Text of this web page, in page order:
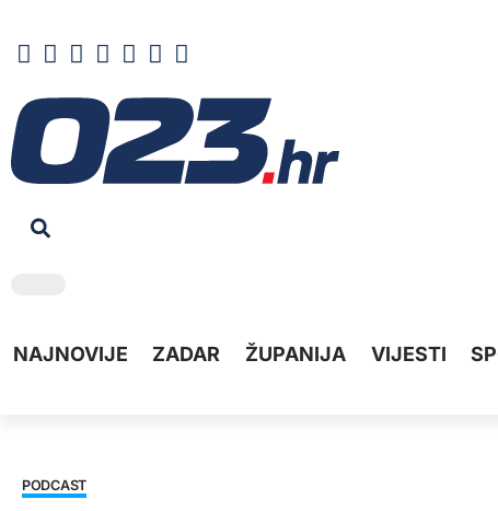
NAJNOVIJE ZADAR ŽUPANIJA VIJESTI
PODCAST